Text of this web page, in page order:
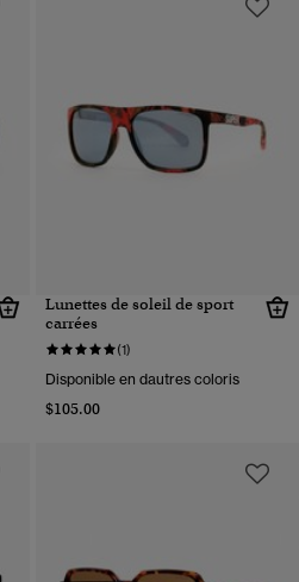
Lunettes de soleil de sport
carrées
(1)
Disponible en dautres coloris
$105.00